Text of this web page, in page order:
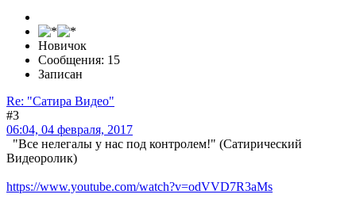
Новичок
Сообщения: 15
Записан
Re: "Сатира Видео"
#3
06:04, 04 февраля, 2017
"Все нелегалы у нас под контролем!" (Сатирический
Видеоролик)
https://www.youtube.com/watch?v=odVVD7R3aMs